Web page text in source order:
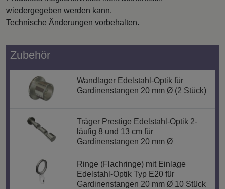
wiedergegeben werden kann.
Technische Änderungen vorbehalten.
Zubehör
Wandlager Edelstahl-Optik für
Gardinenstangen 20 mm Ø (2 Stück)
Träger Prestige Edelstahl-Optik 2-
läufig 8 und 13 cm für
Gardinenstangen 20 mm Ø
Ringe (Flachringe) mit Einlage
Edelstahl-Optik Typ E20 für
Gardinenstangen 20 mm Ø 10 Stück